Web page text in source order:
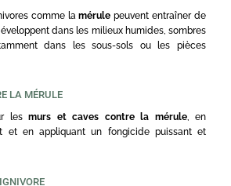
comme lamérule peuvent entraîner de
dans les milieux humides, sombres
dans les sous-sols ou les pièces
LA MÉRULE
les murs et caves contre la mérule, en
et en appliquant un fongicide puissant et